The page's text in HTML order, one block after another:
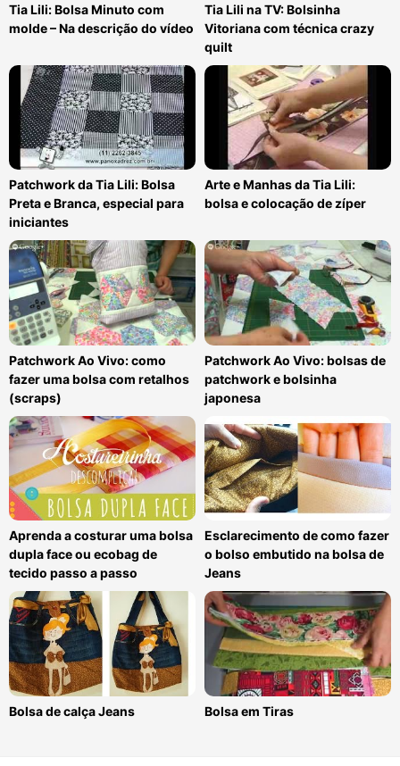
Tia Lili: Bolsa Minuto com
molde – Na descrição do vídeo
Tia Lili na TV: Bolsinha
Vitoriana com técnica crazy
quilt
Patchwork da Tia Lili: Bolsa
Preta e Branca, especial para
iniciantes
Arte e Manhas da Tia Lili:
bolsa e colocação de zíper
Patchwork Ao Vivo: como
fazer uma bolsa com retalhos
(scraps)
Patchwork Ao Vivo: bolsas de
patchwork e bolsinha
japonesa
Aprenda a costurar uma bolsa
dupla face ou ecobag de
tecido passo a passo
Esclarecimento de como fazer
o bolso embutido na bolsa de
Jeans
Bolsa de calça Jeans Bolsa em Tiras